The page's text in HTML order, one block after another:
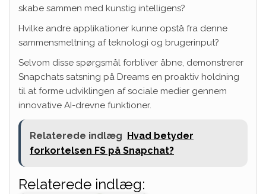
skabe sammen med kunstig intelligens?
Hvilke andre applikationer kunne opstå fra denne
sammensmeltning af teknologi og brugerinput?
Selvom disse spørgsmål forbliver åbne, demonstrerer
Snapchats satsning på Dreams en proaktiv holdning
til at forme udviklingen af ​​sociale medier gennem
innovative AI-drevne funktioner.
Relaterede indlæg
Hvad betyder
forkortelsen FS på Snapchat?
Relaterede indlæg: